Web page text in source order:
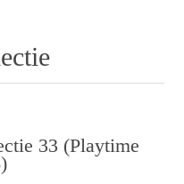
33 (Playtime